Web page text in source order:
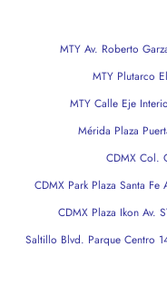
MTY Av. Roberto
MTY Plutarco
MTY Calle Eje
Mérida Plaza
CDMX Col.
CDMX Park Plaza Santa
CDMX Plaza Ikon Av.
Saltillo Blvd. Parque Centro